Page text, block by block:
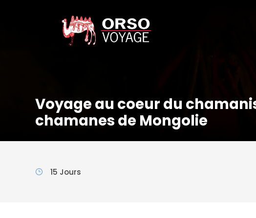
Voyage au coeur du
chamanes de Mongolie
15 Jours